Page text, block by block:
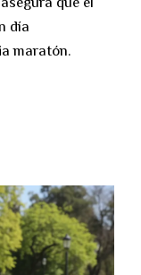
día
maratón.